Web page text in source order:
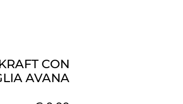
CON
AVANA